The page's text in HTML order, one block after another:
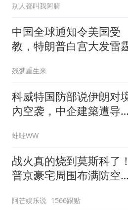
别人都叫我阿腈
中国全球通知令美国受
教，特朗普白宫大发雷
残梦重生来
科威特国防部说伊朗对
內空袭，中企建築遭导弹
延廷｜辣晚报20260806
蛙哇WW
战火真的烧到莫斯科了！
普京豪宅周围布满防空
阿芒娱乐说 1566跟贴